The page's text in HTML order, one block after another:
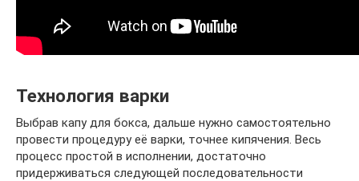
Технология варки
Выбрав капу для бокса, дальше нужно самостоятельно
провести процедуру её варки, точнее кипячения. Весь
процесс простой в исполнении, достаточно
придерживаться следующей последовательности